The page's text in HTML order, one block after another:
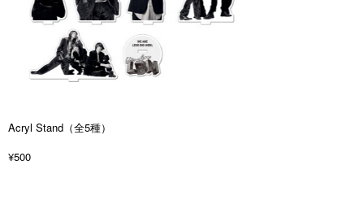
Acryl Stand（全5種）
¥500